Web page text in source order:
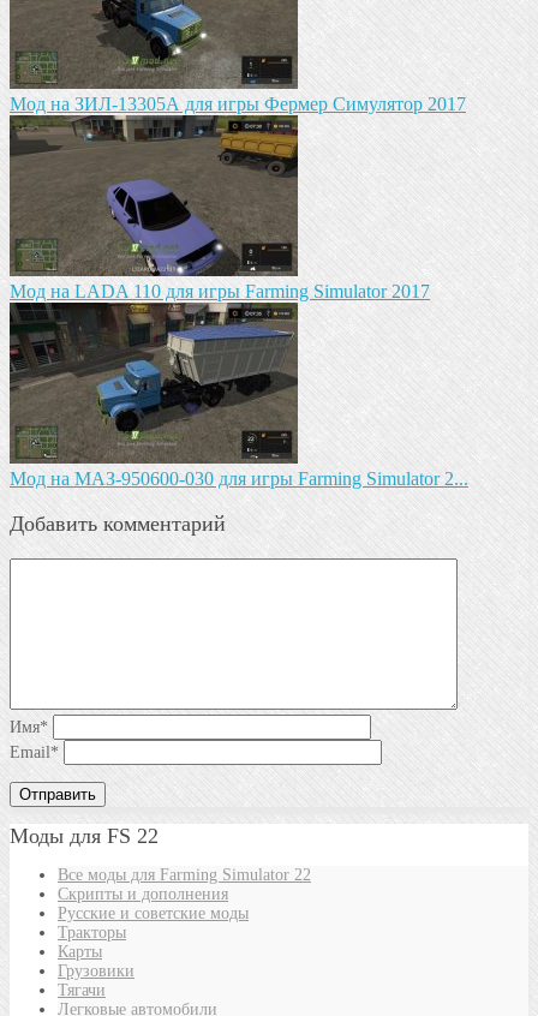
Мод на ЗИЛ-13305А для игры Фермер Симулятор 2017
Мод на LADA 110 для игры Farming Simulator 2017
Mод на МАЗ-950600-030 для игры Farming Simulator 2...
Добавить комментарий
Имя*
Email*
Моды для FS 22
Все моды для Farming Simulator 22
Скрипты и дополнения
Русские и советские моды
Тракторы
Карты
Грузовики
Тягачи
Легковые автомобили